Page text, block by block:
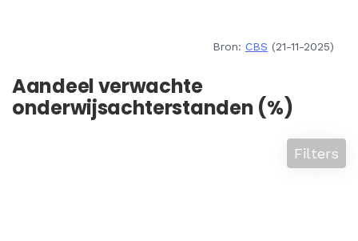
Bron: CBS (21-11-2025)
Aandeel verwachte
onderwijsachterstanden (%)
Filters